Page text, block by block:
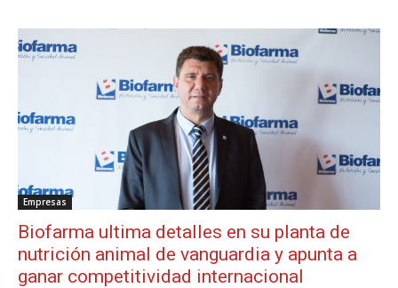
Empresas
Biofarma ultima detalles en su planta de
nutrición animal de vanguardia y apunta a
ganar competitividad internacional